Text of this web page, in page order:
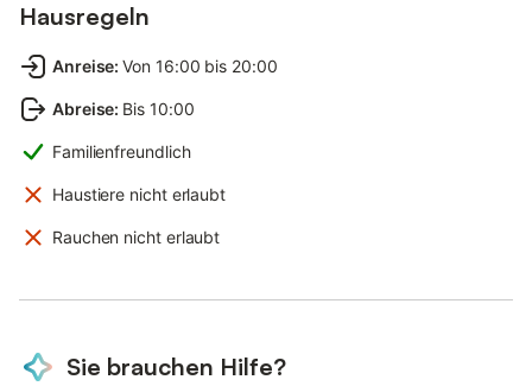
Hausregeln
Anreise: Von 16:00 bis 20:00
Abreise: Bis 10:00
Familienfreundlich
Haustiere nicht erlaubt
Rauchen nicht erlaubt
Sie brauchen Hilfe?